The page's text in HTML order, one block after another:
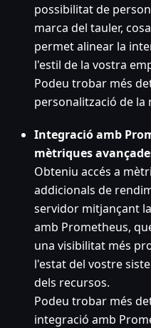
possibilitat de
marca del tauler,
permet alinear la
l'estil de la vostra
Podeu trobar més
personalització de la
Integració amb
mètriques
Obteniu accés a
addicionals de
servidor mitjançant
amb Prometheus,
una visibilitat més
l'estat del vostre
dels recursos.
Podeu trobar més
integració amb